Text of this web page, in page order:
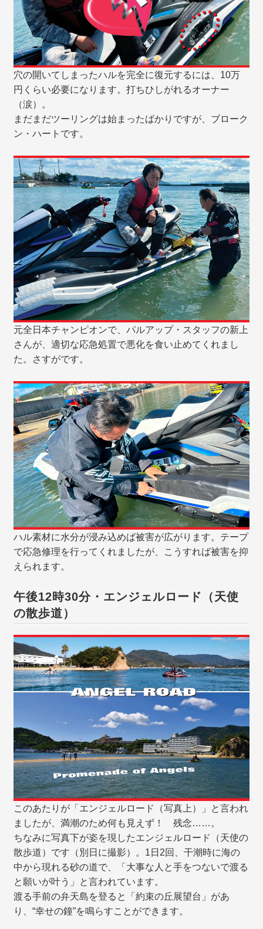
穴の開いてしまったハルを完全に復元するには、10万
円くらい必要になります。打ちひしがれるオーナー
（涙）。
まだまだツーリングは始まったばかりですが、ブローク
ン・ハートです。
元全日本チャンピオンで、パルアップ・スタッフの新上
さんが、適切な応急処置で悪化を食い止めてくれまし
た。さすがです。
ハル素材に水分が浸み込めば被害が広がります。テープ
で応急修理を行ってくれましたが、こうすれば被害を抑
えられます。
午後12時30分・エンジェルロード（天使
の散歩道）
このあたりが「エンジェルロード（写真上）」と言われ
ましたが、満潮のため何も見えず！ 残念……。
ちなみに写真下が姿を現したエンジェルロード（天使の
散歩道）です（別日に撮影）。1日2回、干潮時に海の
中から現れる砂の道で、「大事な人と手をつないで渡る
と願いが叶う」と言われています。
渡る手前の弁天島を登ると「約束の丘展望台」があ
り、“幸せの鐘”を鳴らすことができます。